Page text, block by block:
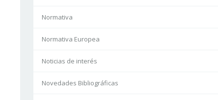
Normativa
Normativa Europea
Noticias de interés
Novedades Bibliográficas